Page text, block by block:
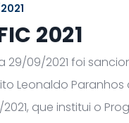
2021
29/09/2021 foi
Leonaldo Paranhos
que institui o